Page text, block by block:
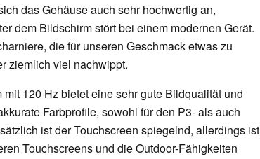
das Gehäuse auch sehr hochwertig an,
dem Bildschirm stört bei einem modernen Gerät.
die für unseren Geschmack etwas zu
ziemlich viel nachwippt.
120 Hz bietet eine sehr gute Bildqualität und
Farbprofile, sowohl für den P3- als auch
ist der Touchscreen spiegelnd, allerdings ist
Touchscreens und die Outdoor-Fähigkeiten